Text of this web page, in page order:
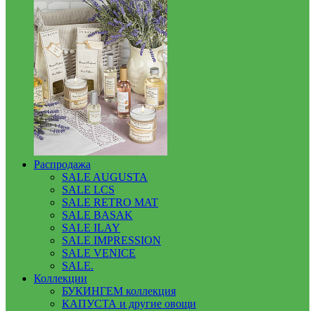
Распродажа
SALE AUGUSTA
SALE LCS
SALE RETRO MAT
SALE BASAK
SALE ILAY
SALE IMPRESSION
SALE VENICE
SALE.
Коллекции
БУКИНГЕМ коллекция
КАПУСТА и другие овощи